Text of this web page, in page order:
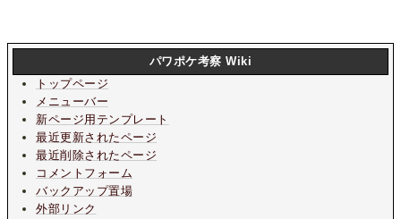
パワポケ考察 Wiki
トップページ
メニューバー
新ページ用テンプレート
最近更新されたページ
最近削除されたページ
コメントフォーム
バックアップ置場
外部リンク